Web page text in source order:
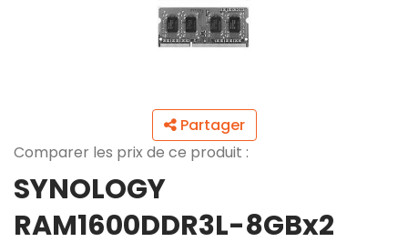
Partager
Comparer les prix de ce produit :
SYNOLOGY
RAM1600DDR3L-8GBx2